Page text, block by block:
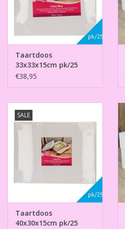
Taartdoos
33x33x15cm pk/25
€38,95
SALE
Taartdoos
40x30x15cm pk/25